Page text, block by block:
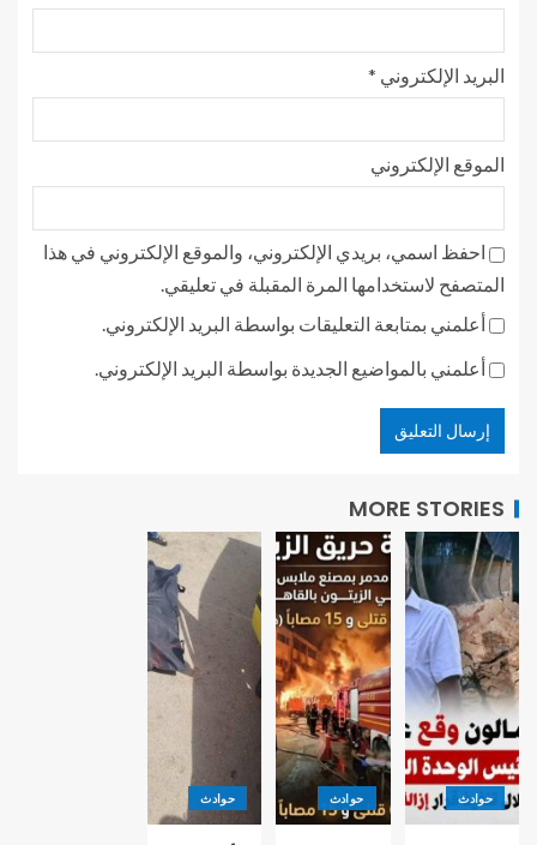
البريد الإلكتروني *
الموقع الإلكتروني
احفظ اسمي، بريدي الإلكتروني، والموقع الإلكتروني في هذا
المتصفح لاستخدامها المرة المقبلة في تعليقي.
أعلمني بمتابعة التعليقات بواسطة البريد الإلكتروني.
أعلمني بالمواضيع الجديدة بواسطة البريد الإلكتروني.
MORE STORIES
حوادث حوادث حوادث